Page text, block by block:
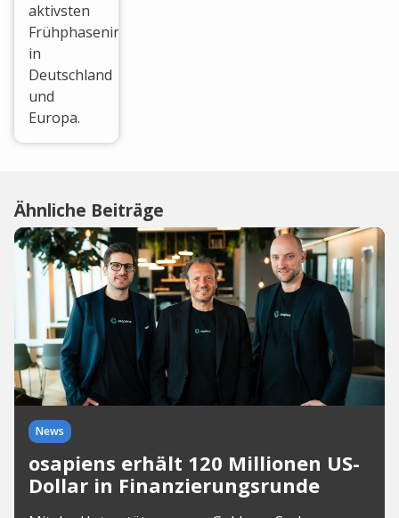
aktivsten
Frühphaseninvestoren
in
Deutschland
und
Europa.
Ähnliche Beiträge
News
osapiens erhält 120 Millionen US-
Dollar in Finanzierungsrunde